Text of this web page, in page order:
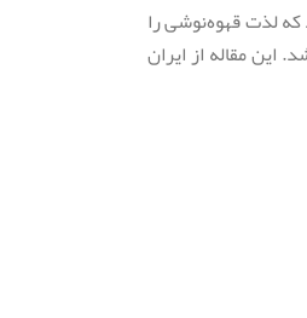
که لذت قهوه‌نوشی را
مقاله از ایران